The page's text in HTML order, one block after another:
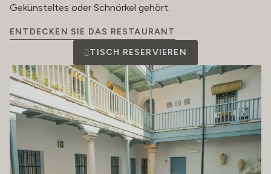
Gekünsteltes oder Schnörkel gehört.
ENTDECKEN SIE DAS RESTAURANT
TISCH RESERVIEREN